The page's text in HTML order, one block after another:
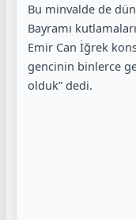
Bu minvalde de
Bayramı
Emir Can İğrek
gencinin binlerce
olduk” dedi.